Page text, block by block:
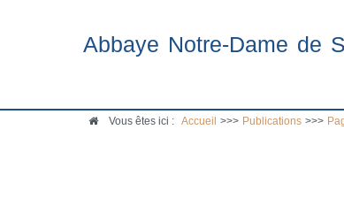
Abbaye Notre-Dame de
Vous êtes ici : Accueil >>> Publications >>>